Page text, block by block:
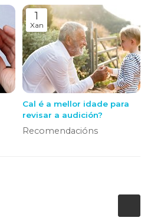
1
Xan
Cal é a mellor idade para
revisar a audición?
Recomendacións